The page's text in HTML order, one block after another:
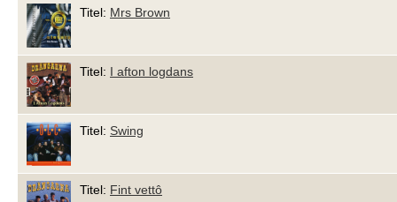
Titel: Mrs Brown
Titel: I afton logdans
Titel: Swing
Titel: Fint vettô